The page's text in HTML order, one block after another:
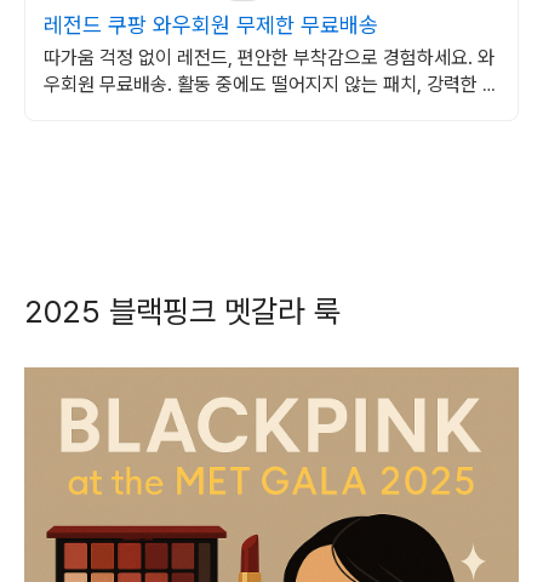
레전드 쿠팡 와우회원 무제한 무료배송
따가움 걱정 없이 레전드, 편안한 부착감으로 경험하세요. 와
우회원 무료배송. 활동 중에도 떨어지지 않는 패치, 강력한 밀
2025 블랙핑크 멧갈라 룩